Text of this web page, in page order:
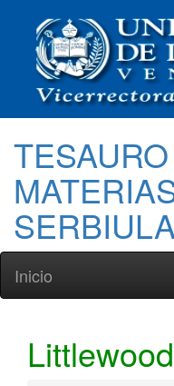
SERBIULA
Inicio